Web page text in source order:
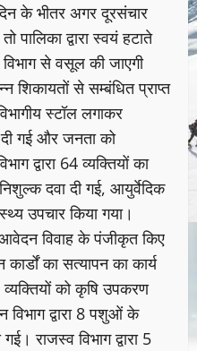
के भीतर अगर दूरसंचार
पालिका द्वारा स्वयं हटाते
से वसूल की जाएगी
शिकायतों से सम्बंधित प्राप्त
स्टॉल लगाकर
गई और जनता को
द्वारा 64 व्यक्तियों का
दवा दी गई, आयुर्वेदिक
उपचार किया गया।
विवाह के पंजीकृत किए
कार्डों का सत्यापन का कार्य
व्यक्तियों को कृषि उपकरण
द्वारा 8 पशुओं के
राजस्व विभाग द्वारा 5